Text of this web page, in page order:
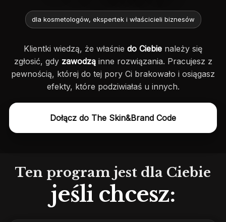
dla kosmetologów, ekspertek i właścicieli biznesów
Klientki wiedzą, że właśnie do Ciebie należy się
zgłosić, gdy zawodząinne rozwiązania. Pracujesz z
pewnością, której do tej pory Ci brakowało i osiągasz
efekty, które podziwiałaś u innych.
Dołącz do The Skin&Brand Code
Ten program jest dla Ciebie
jeśli chcesz: